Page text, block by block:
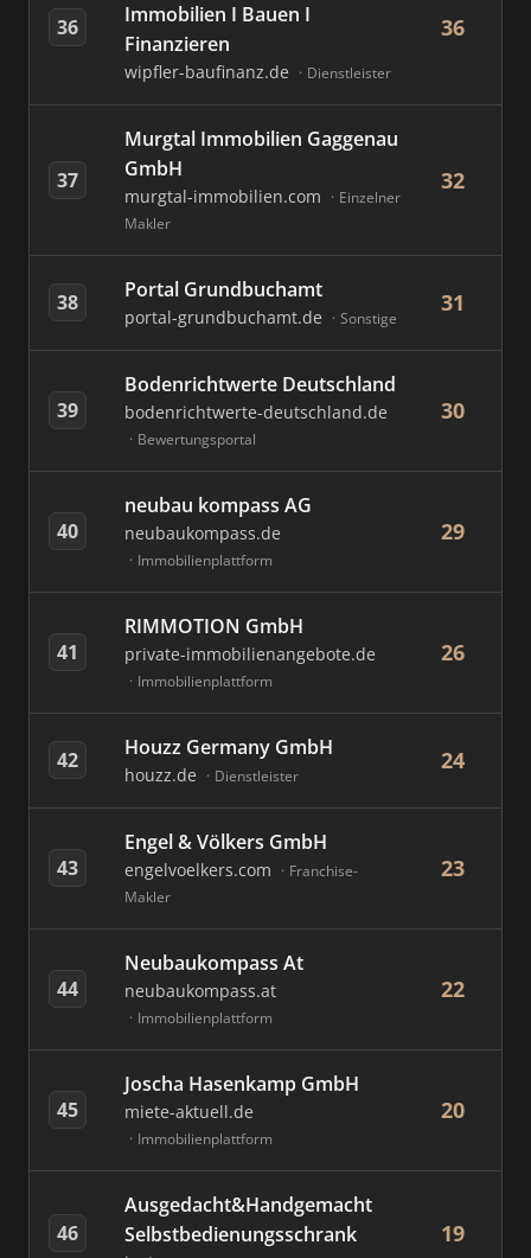
36
Immobilien I Bauen I
Finanzieren
wipfler-baufinanz.de Dienstleister
36
37
Murgtal Immobilien Gaggenau
GmbH
murgtal-immobilien.com
Einzelner
Makler
32
38 Portal Grundbuchamt
portal-grundbuchamt.de Sonstige
31
39
Bodenrichtwerte Deutschland
bodenrichtwerte-deutschland.de
Bewertungsportal
30
40
neubau kompass AG
neubaukompass.de
Immobilienplattform
29
41
RIMMOTION GmbH
private-immobilienangebote.de
Immobilienplattform
26
42 Houzz Germany GmbH
houzz.de Dienstleister
24
43
Engel & Völkers GmbH
engelvoelkers.com
Franchise-
Makler
23
44
Neubaukompass At
neubaukompass.at
Immobilienplattform
22
45
Joscha Hasenkamp GmbH
miete-aktuell.de
Immobilienplattform
20
46
Ausgedacht&Handgemacht
Selbstbedienungsschrank
19